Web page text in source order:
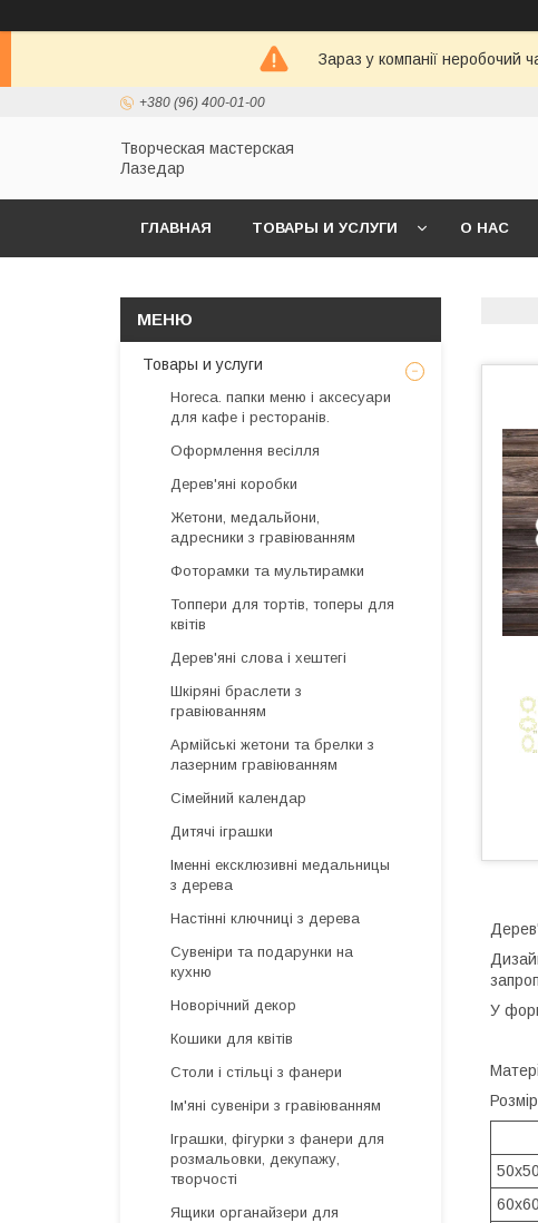
Зараз у компанії неробочий
+380 (96) 400-01-00
Творческая мастерская
Лазедар
ГЛАВНАЯ ТОВАРЫ И УСЛУГИ О НАС
У
Товары и услуги
Horeca. папки меню і аксесуари
для кафе і ресторанів.
Оформлення весілля
Дерев'яні коробки
Жетони, медальйони,
адресники з гравіюванням
Фоторамки та мультирамки
Топпери для тортів, топеры для
квітів
Дерев'яні слова і хештегі
Шкіряні браслети з
гравіюванням
Армійські жетони та брелки з
лазерним гравіюванням
Сімейний календар
Дитячі іграшки
Іменні ексклюзивні медальницы
з дерева
Настінні ключниці з дерева
Сувеніри та подарунки на
кухню
Новорічний декор
Кошики для квітів
Столи і стільці з фанери
Ім'яні сувеніри з гравіюванням
Іграшки, фігурки з фанери для
розмальовки, декупажу,
творчості
Ящики органайзери для